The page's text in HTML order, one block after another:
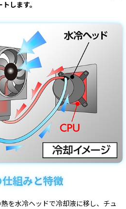
します。
組みと特徴
を水冷ヘッドで冷却液に移し、 チュ